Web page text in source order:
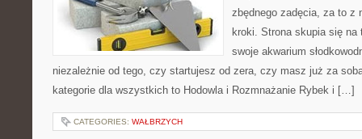
zbędnego zadęcia, za to z
kroki. Strona skupia się na
swoje akwarium
niezależnie od tego, czy startujesz od zera, czy masz już za
kategorie dla wszystkich to Hodowla i Rozmnażanie Rybek i […]
CATEGORIES: WAŁBRZYCH